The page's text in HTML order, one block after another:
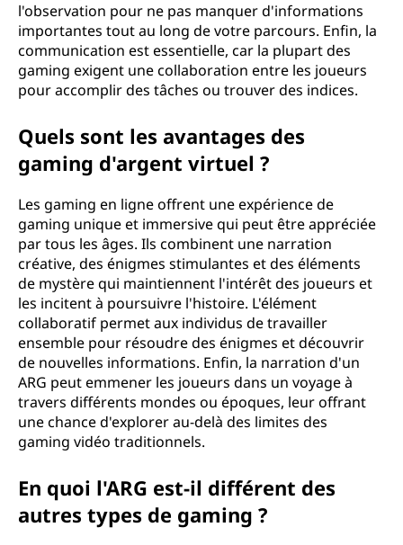
l'observation pour ne pas manquer d'informations
importantes tout au long de votre parcours. Enfin, la
communication est essentielle, car la plupart des
gaming exigent une collaboration entre les joueurs
pour accomplir des tâches ou trouver des indices.
Quels sont les avantages des
gaming d'argent virtuel ?
Les gaming en ligne offrent une expérience de
gaming unique et immersive qui peut être appréciée
par tous les âges. Ils combinent une narration
créative, des énigmes stimulantes et des éléments
de mystère qui maintiennent l'intérêt des joueurs et
les incitent à poursuivre l'histoire. L'élément
collaboratif permet aux individus de travailler
ensemble pour résoudre des énigmes et découvrir
de nouvelles informations. Enfin, la narration d'un
ARG peut emmener les joueurs dans un voyage à
travers différents mondes ou époques, leur offrant
une chance d'explorer au-delà des limites des
gaming vidéo traditionnels.
En quoi l'ARG est-il différent des
autres types de gaming ?